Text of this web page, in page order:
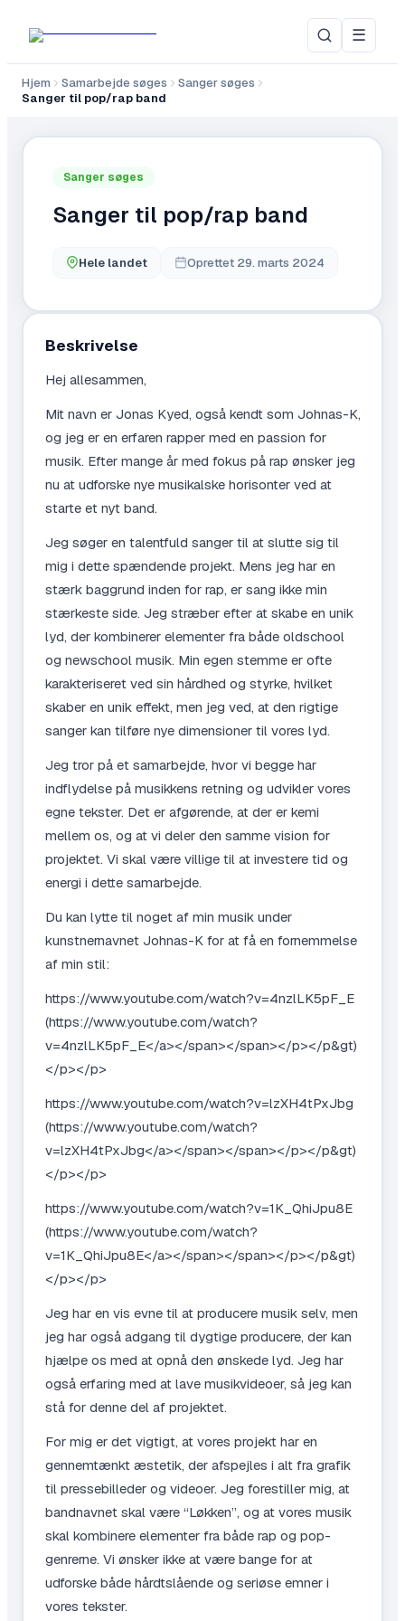
☰
Hjem Samarbejde søges
Sanger søges
Sanger til pop/rap band
Sanger søges
Sanger til pop/rap band
Hele landet Oprettet 29. marts 2024
Beskrivelse
Hej allesammen,
Mit navn er Jonas Kyed, også kendt som Johnas-K,
og jeg er en erfaren rapper med en passion for
musik. Efter mange år med fokus på rap ønsker jeg
nu at udforske nye musikalske horisonter ved at
starte et nyt band.
Jeg søger en talentfuld sanger til at slutte sig til
mig i dette spændende projekt. Mens jeg har en
stærk baggrund inden for rap, er sang ikke min
stærkeste side. Jeg stræber efter at skabe en unik
lyd, der kombinerer elementer fra både oldschool
og newschool musik. Min egen stemme er ofte
karakteriseret ved sin hårdhed og styrke, hvilket
skaber en unik effekt, men jeg ved, at den rigtige
sanger kan tilføre nye dimensioner til vores lyd.
Jeg tror på et samarbejde, hvor vi begge har
indflydelse på musikkens retning og udvikler vores
egne tekster. Det er afgørende, at der er kemi
mellem os, og at vi deler den samme vision for
projektet. Vi skal være villige til at investere tid og
energi i dette samarbejde.
Du kan lytte til noget af min musik under
kunstnernavnet Johnas-K for at få en fornemmelse
af min stil:
https://www.youtube.com/watch?v=4nzlLK5pF_E
(https://www.youtube.com/watch?
v=4nzlLK5pF_E</a></span></span></p></p&gt)
</p></p>
https://www.youtube.com/watch?v=lzXH4tPxJbg
(https://www.youtube.com/watch?
v=lzXH4tPxJbg</a></span></span></p></p&gt)
</p></p>
https://www.youtube.com/watch?v=1K_QhiJpu8E
(https://www.youtube.com/watch?
v=1K_QhiJpu8E</a></span></span></p></p&gt)
</p></p>
Jeg har en vis evne til at producere musik selv, men
jeg har også adgang til dygtige producere, der kan
hjælpe os med at opnå den ønskede lyd. Jeg har
også erfaring med at lave musikvideoer, så jeg kan
stå for denne del af projektet.
For mig er det vigtigt, at vores projekt har en
gennemtænkt æstetik, der afspejles i alt fra grafik
til pressebilleder og videoer. Jeg forestiller mig, at
bandnavnet skal være “Løkken”, og at vores musik
skal kombinere elementer fra både rap og pop-
genrerne. Vi ønsker ikke at være bange for at
udforske både hårdtslående og seriøse emner i
vores tekster.